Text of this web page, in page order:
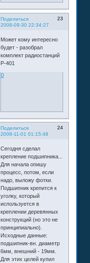
Поделиться
23
2008-09-30 22:34:27
Может кому интересно
будет - разобрал
комплект радиостанций
Р-401
0
Поделиться
24
2008-11-01 01:15:48
Сегодня сделал
крепление подшипника...
Для начала опишу
процесс, потом, если
надо, выложу фотки.
Подшипник крепится к
уголку, который
используется в
креплении деревянных
конструкций (но это не
принципиально).
Исходные данные:
подшипник-вн. диаметр
6мм, внешний - 19мм.
Для этих целей купил